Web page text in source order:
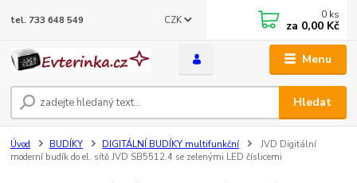
Menu
CZK
Hledat
tel. 733 648 549 0 ks
za 0,00 Kč
Úvod BUDÍKY DIGITÁLNÍ BUDÍKY multifunkční
JVD Digitální
moderní budík do el. sítě JVD SB5512.4 se zelenými LED číslicemi